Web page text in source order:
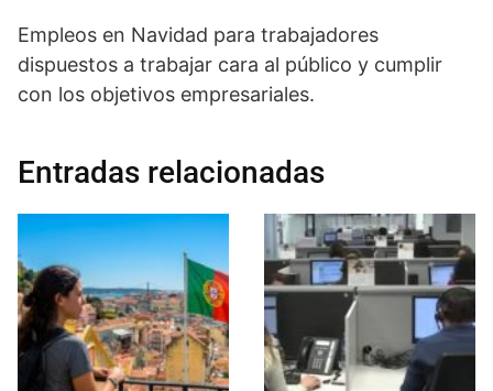
Empleos en Navidad para trabajadores
dispuestos a trabajar cara al público y cumplir
con los objetivos empresariales.
Entradas relacionadas